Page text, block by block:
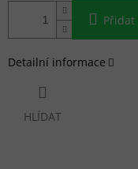
Přidat
Detailní informace
HLÍDAT